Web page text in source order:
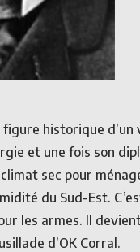
historique
et une fois son
sec pour
du Sud-Est.
les armes. Il
d’OK Corral.